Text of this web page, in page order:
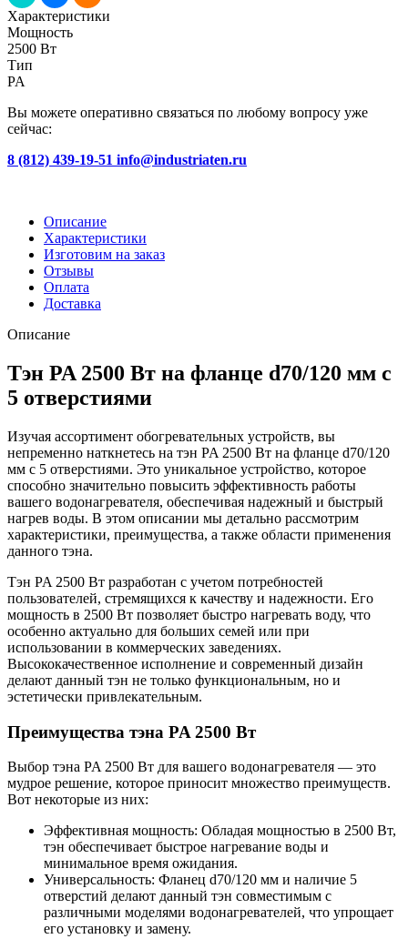
Характеристики
Мощность
2500 Вт
Тип
PA
Вы можете оперативно связаться по любому вопросу уже
сейчас:
8 (812) 439-19-51 info@industriaten.ru
Описание
Характеристики
Изготовим на заказ
Отзывы
Оплата
Доставка
Описание
Тэн PA 2500 Вт на фланце d70/120 мм с
5 отверстиями
Изучая ассортимент обогревательных устройств, вы
непременно наткнетесь на тэн PA 2500 Вт на фланце d70/120
мм с 5 отверстиями. Это уникальное устройство, которое
способно значительно повысить эффективность работы
вашего водонагревателя, обеспечивая надежный и быстрый
нагрев воды. В этом описании мы детально рассмотрим
характеристики, преимущества, а также области применения
данного тэна.
Тэн PA 2500 Вт разработан с учетом потребностей
пользователей, стремящихся к качеству и надежности. Его
мощность в 2500 Вт позволяет быстро нагревать воду, что
особенно актуально для больших семей или при
использовании в коммерческих заведениях.
Высококачественное исполнение и современный дизайн
делают данный тэн не только функциональным, но и
эстетически привлекательным.
Преимущества тэна PA 2500 Вт
Выбор тэна PA 2500 Вт для вашего водонагревателя — это
мудрое решение, которое приносит множество преимуществ.
Вот некоторые из них:
Эффективная мощность: Обладая мощностью в 2500 Вт,
тэн обеспечивает быстрое нагревание воды и
минимальное время ожидания.
Универсальность: Фланец d70/120 мм и наличие 5
отверстий делают данный тэн совместимым с
различными моделями водонагревателей, что упрощает
его установку и замену.